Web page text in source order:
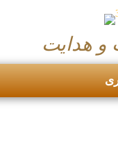
و هدایت